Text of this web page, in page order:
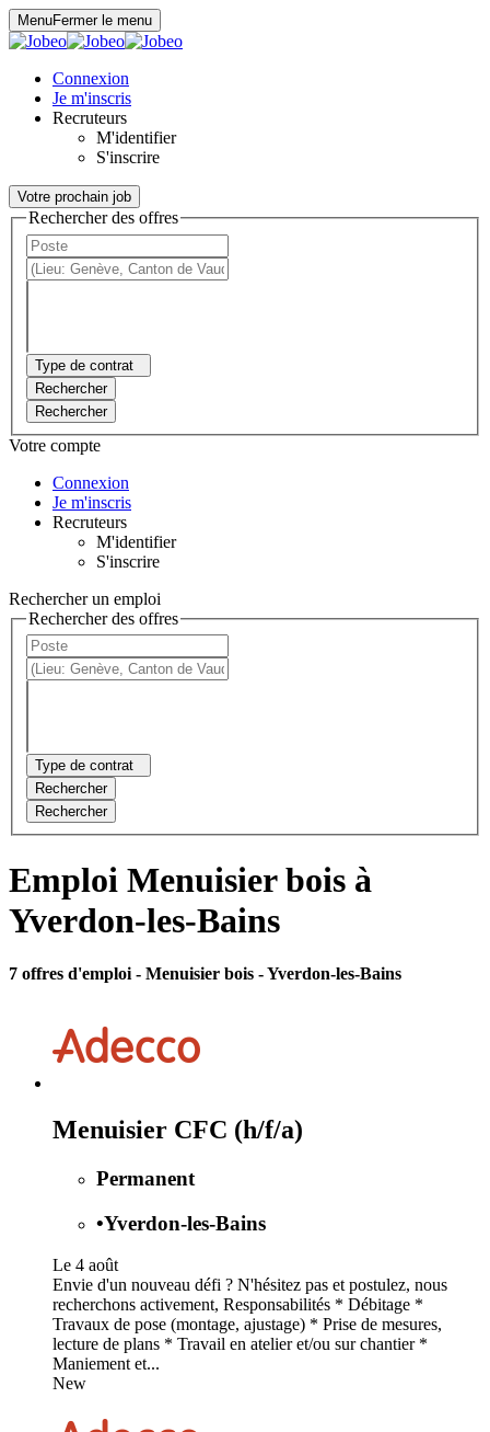
MenuFermer le menu
Connexion
Je m'inscris
Recruteurs
M'identifier
S'inscrire
Votre prochain job
Rechercher des offres
Type de contrat
Rechercher
Rechercher
Votre compte
Connexion
Je m'inscris
Recruteurs
M'identifier
S'inscrire
Rechercher un emploi
Rechercher des offres
Type de contrat
Rechercher
Rechercher
Emploi Menuisier bois à
Yverdon-les-Bains
7 offres d'emploi - Menuisier bois - Yverdon-les-Bains
Menuisier CFC (h/f/a)
Permanent
•Yverdon-les-Bains
Le 4 août
Envie d'un nouveau défi ? N'hésitez pas et postulez, nous
recherchons activement, Responsabilités * Débitage *
Travaux de pose (montage, ajustage) * Prise de mesures,
lecture de plans * Travail en atelier et/ou sur chantier *
Maniement et...
New
Panneau de gestion des cookies